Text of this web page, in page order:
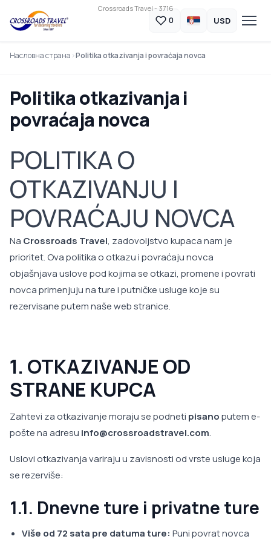
Crossroads Travel - 3716
0 USD
Насловна страна Politika otkazivanja i povraćaja novca
Politika otkazivanja i
povraćaja novca
POLITIKA O
OTKAZIVANJU I
POVRAĆAJU NOVCA
Na Crossroads Travel, zadovoljstvo kupaca nam je
prioritet. Ova politika o otkazu i povraćaju novca
objašnjava uslove pod kojima se otkazi, promene i povrati
novca primenjuju na ture i putničke usluge koje su
rezervisane putem naše web stranice.
1. OTKAZIVANJE OD
STRANE KUPCA
Zahtevi za otkazivanje moraju se podneti pisanoputem e-
pošte na adresu info@crossroadstravel.com.
Uslovi otkazivanja variraju u zavisnosti od vrste usluge koja
se rezerviše:
1.1. Dnevne ture i privatne ture
Više od 72 sata pre datuma ture: Puni povrat novca